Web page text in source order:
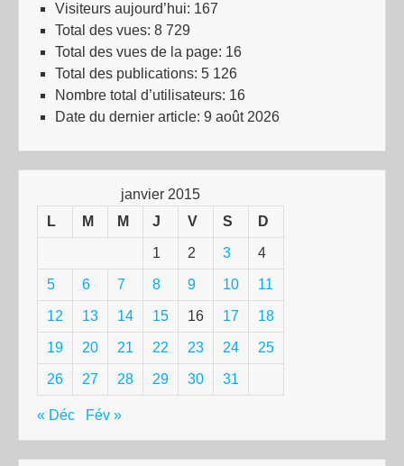
Visiteurs aujourd’hui: 167
Total des vues: 8 729
Total des vues de la page: 16
Total des publications: 5 126
Nombre total d’utilisateurs: 16
Date du dernier article: 9 août 2026
janvier 2015
L
M M J V S D
1 2 3 4
5 6 7 8 9 10 11
12 13 14 15 16 17 18
19 20 21 22 23 24 25
26 27 28 29 30 31
« Déc Fév »